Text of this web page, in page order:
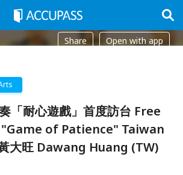
Share Open with app
「耐心遊戲」首度訪台 Free
of Patience" Taiwan
大旺 Dawang Huang (TW)